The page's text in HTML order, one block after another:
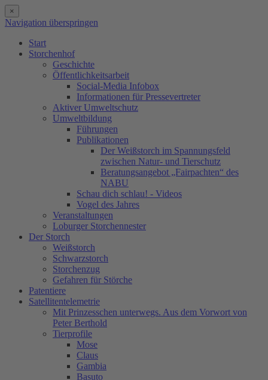
×
Navigation überspringen
Start
Storchenhof
Geschichte
Öffentlichkeitsarbeit
Social-Media Infobox
Informationen für Pressevertreter
Aktiver Umweltschutz
Umweltbildung
Führungen
Publikationen
Der Weißstorch im Spannungsfeld
zwischen Natur- und Tierschutz
Beratungsangebot „Fairpachten“ des
NABU
Schau dich schlau! - Videos
Vogel des Jahres
Veranstaltungen
Loburger Storchennester
Der Storch
Weißstorch
Schwarzstorch
Storchenzug
Gefahren für Störche
Patentiere
Satellitentelemetrie
Mit Prinzesschen unterwegs. Aus dem Vorwort von
Peter Berthold
Tierprofile
Mose
Claus
Gambia
Basuto